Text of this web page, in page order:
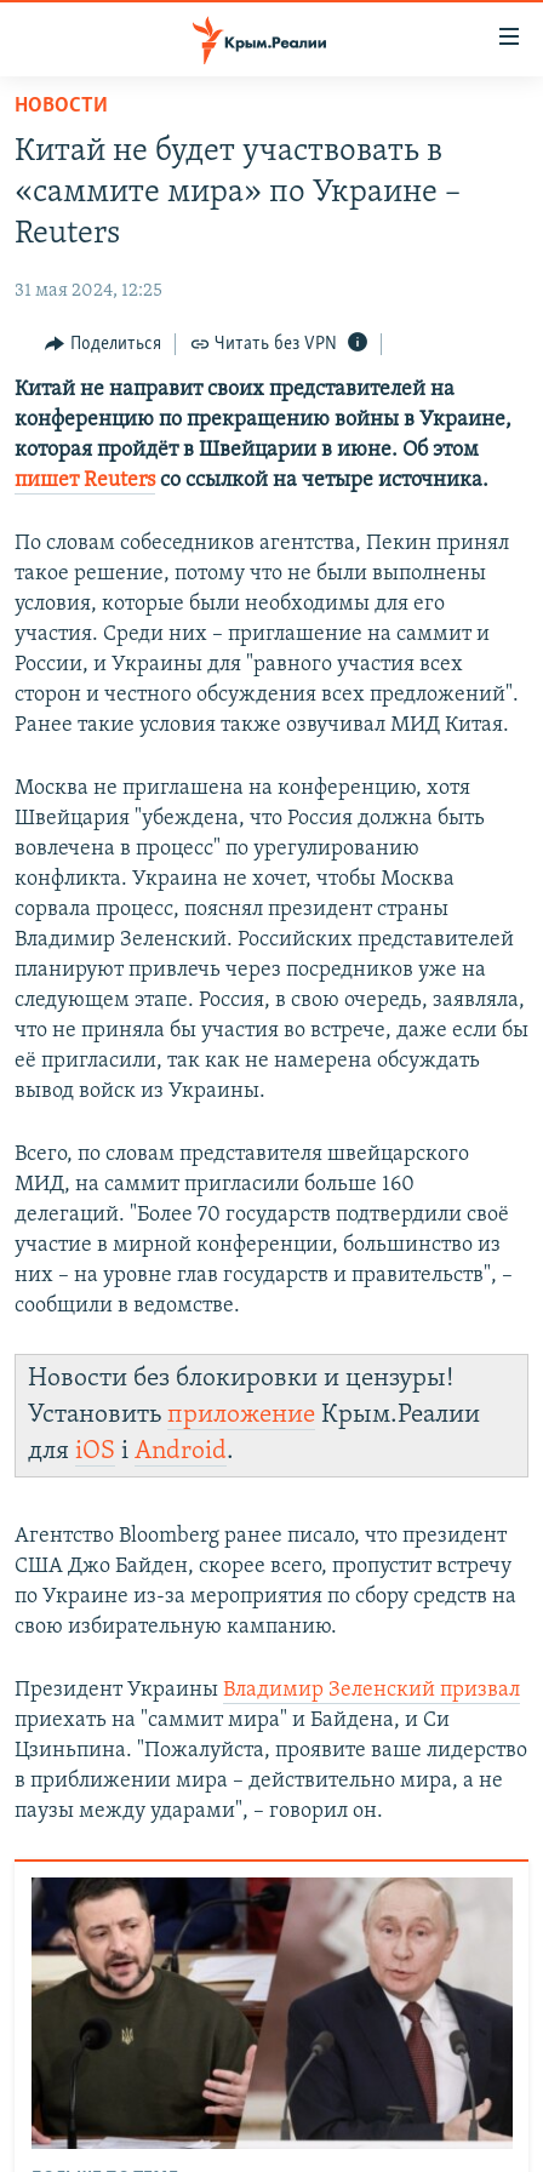
Вернуться
основному
содержанию
Вернутся
главной
Вернутся
поиску
11 ЛЕТ ОККУПАЦИИ КРЫМА. 11 ИСТОРИЙ СОПРОТИВЛЕНИЯ
ВОДА
ЕЩЕ
ИНТЕРАКТИВ
ИНФОГРАФИКА
ТЕЛЕПРОЕКТ КРЫМ.РЕАЛИИ
СОВЕТЫ ПРАВОЗАЩИТНИКОВ
ПОБЕДИТЕЛЕЙ НЕ СУДЯТ?
КРЫМ.НЕПОКОРЕННЫЙ
УКРАИНСКАЯ ПРОБЛЕМА КРЫМА
РАДІО СВОБОДА
КАК ОБОЙТИ БЛОКИРОВКУ
Українською
Qırımtatar
Все сайты RFE/RL
НОВОСТИ
Китай не будет участвовать в
«саммите мира» по Украине –
Reuters
31 мая 2024, 12:25
Поделиться Читать без VPN
Китай не направит своих представителей на
конференцию по прекращению войны в Украине,
которая пройдёт в Швейцарии в июне. Об этом
пишет Reutersсо ссылкой на четыре источника.
По словам собеседников агентства, Пекин принял
такое решение, потому что не были выполнены
условия, которые были необходимы для его
участия. Среди них – приглашение на саммит и
России, и Украины для "равного участия всех
сторон и честного обсуждения всех предложений".
Ранее такие условия также озвучивал МИД Китая.
Москва не приглашена на конференцию, хотя
Швейцария "убеждена, что Россия должна быть
вовлечена в процесс" по урегулированию
конфликта. Украина не хочет, чтобы Москва
сорвала процесс, пояснял президент страны
Владимир Зеленский. Российских представителей
планируют привлечь через посредников уже на
следующем этапе. Россия, в свою очередь, заявляла,
что не приняла бы участия во встрече, даже если бы
её пригласили, так как не намерена обсуждать
вывод войск из Украины.
Всего, по словам представителя швейцарского
МИД, на саммит пригласили больше 160
делегаций. "Более 70 государств подтвердили своё
участие в мирной конференции, большинство из
них – на уровне глав государств и правительств", –
сообщили в ведомстве.
Новости без блокировки и цензуры!
Установить приложение Крым.Реалии
для iOS і Android.
Агентство Bloomberg ранее писало, что президент
США Джо Байден, скорее всего, пропустит встречу
по Украине из-за мероприятия по сбору средств на
свою избирательную кампанию.
Президент Украины Владимир Зеленский призвал
приехать на "саммит мира" и Байдена, и Си
Цзиньпина. "Пожалуйста, проявите ваше лидерство
в приближении мира – действительно мира, а не
паузы между ударами", – говорил он.